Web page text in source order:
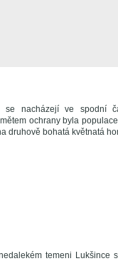
nacházejí ve spodní
ochrany byla
druhově bohatá květnatá
temeni Lukšince